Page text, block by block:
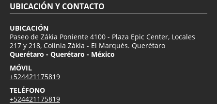
UBICACIÓN Y CONTACTO
UBICACIÓN
Paseo de Zákia Poniente 4100 - Plaza Epic Center, Locales
217 y 218, Colinia Zákia - El Marqués. Querétaro
Querétaro - Querétaro - México
MÓVIL
+524421175819
TELÉFONO
+524421175819